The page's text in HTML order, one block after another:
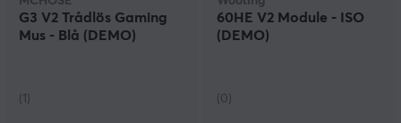
G3 V2 Trådlös Gaming
Mus - Blå (DEMO)
(1)
60HE V2 Module - ISO
(DEMO)
(0)